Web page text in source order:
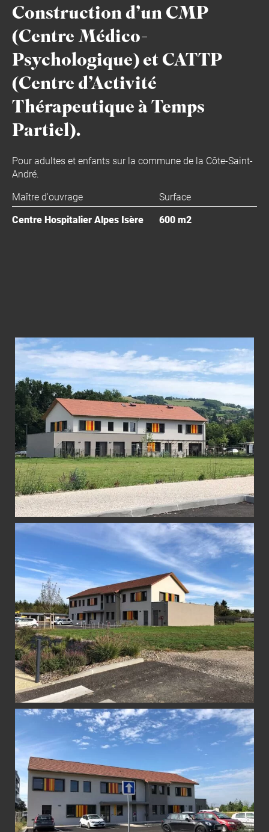
Construction d’un CMP
(Centre Médico-
Psychologique) et CATTP
(Centre d’Activité
Thérapeutique à Temps
Partiel).
Pour adultes et enfants sur la commune de la Côte-Saint-
André.
Maître d'ouvrage
Centre Hospitalier Alpes Isère
Surface
600 m2